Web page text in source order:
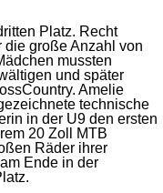
Platz. Recht
große Anzahl von
mussten
und später
Amelie
technische
in der U9 den ersten
20 Zoll MTB
Räder ihrer
Ende in der